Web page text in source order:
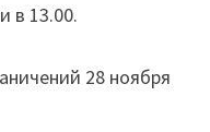
в 13.00.
28 ноября